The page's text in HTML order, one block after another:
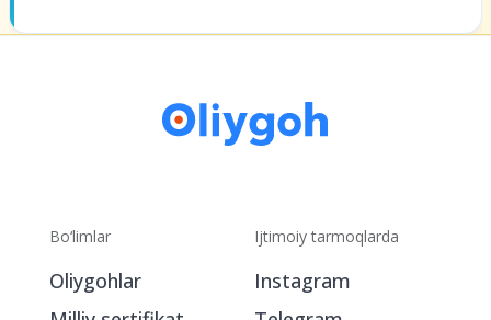
Bo‘limlar
Oliygohlar
Ijtimoiy tarmoqlarda
Instagram